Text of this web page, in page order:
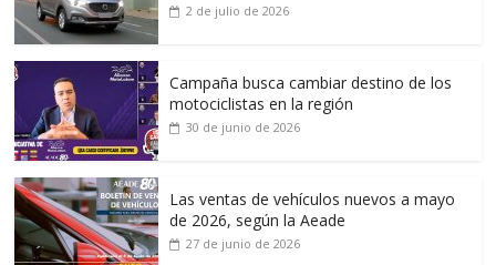
2 de julio de 2026
Campaña busca cambiar destino de los
motociclistas en la región
30 de junio de 2026
Las ventas de vehículos nuevos a mayo
de 2026, según la Aeade
27 de junio de 2026